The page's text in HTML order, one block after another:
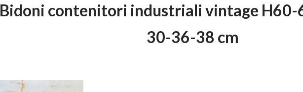
Bidoni contenitori industriali vintage H60-
30-36-38 cm